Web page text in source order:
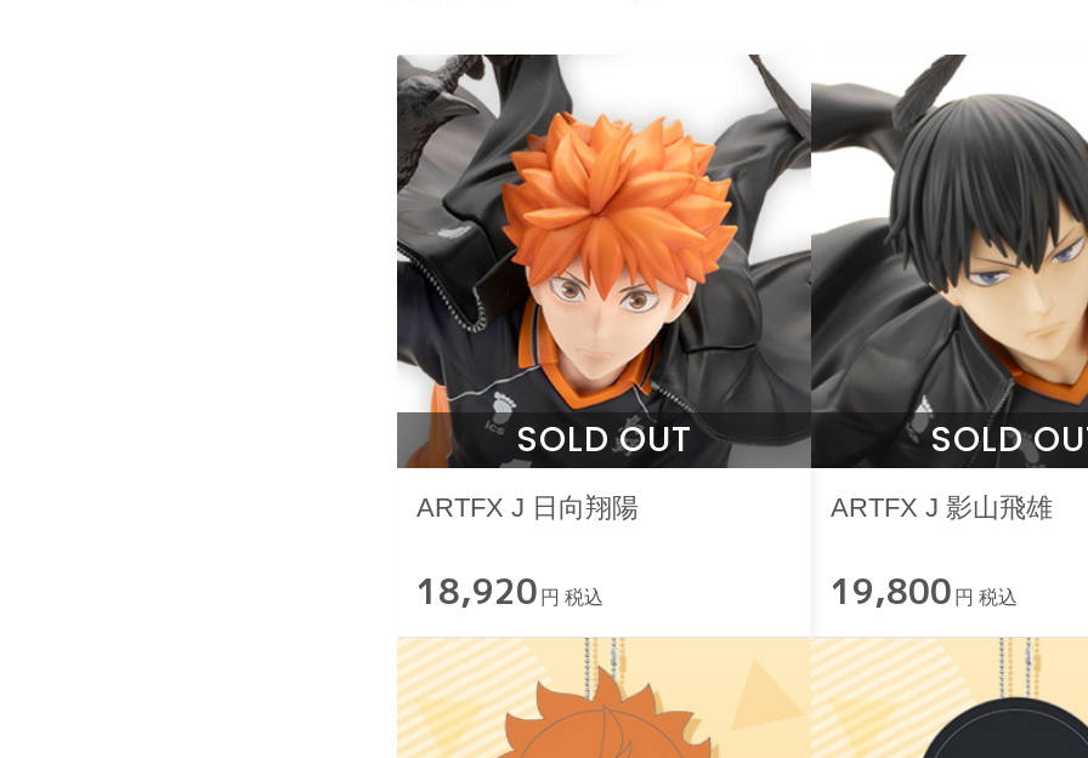
SOLD OUT
ARTFX J 日向翔陽
18,920 円 税込
SOLD
ARTFX J 影山飛雄
19,800 円 税込